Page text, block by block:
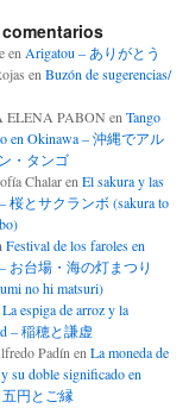
en Arigatou – ありがとう
en Buzón de sugerencias/
ELENA PABON en Tango
en Okinawa – 沖縄でアル
・タンゴ
Chalaren El sakura y las
– 桜とサクランボ (sakura to
Festival de los faroles en
お台場・海の灯まつり
no hi matsuri)
La espiga de arroz y la
– 稲穂と謙虚
Padín en La moneda de
su doble significado en
五円とご縁